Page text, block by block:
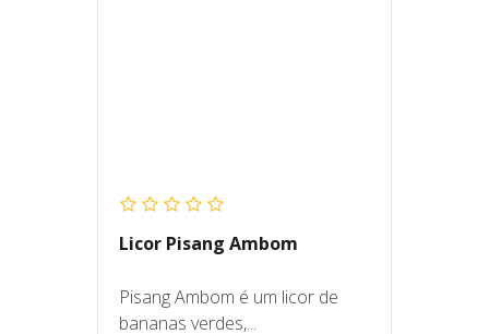
Licor Pisang Ambom
Pisang Ambom é um licor de
bananas verdes,...